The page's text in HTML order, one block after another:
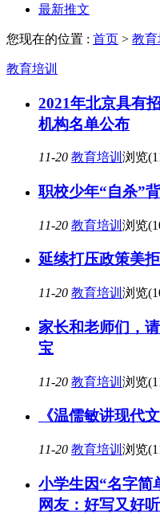
最新推文
您现在的位置 : 首页 > 教育
教育培训
2021年北京具有
机构名单公布
11-20 教育培训 浏览
职校少年“自杀”
11-20 教育培训 浏览
延续打压政策美
11-20 教育培训 浏览
家长和老师们，
宝
11-20 教育培训 浏览
《温儒敏讲现代
11-20 教育培训 浏览
小学生因“名字简
网友：好写又好听